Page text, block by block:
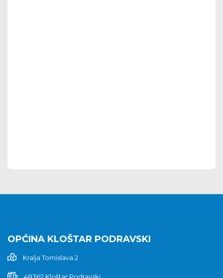
OPĆINA KLOŠTAR PODRAVSKI
Kralja Tomislava 2